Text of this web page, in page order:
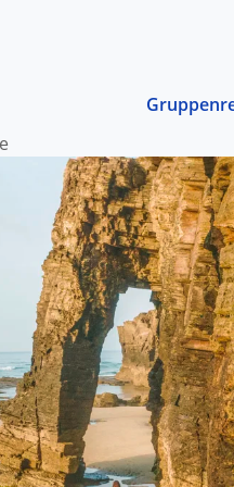
Von
Region